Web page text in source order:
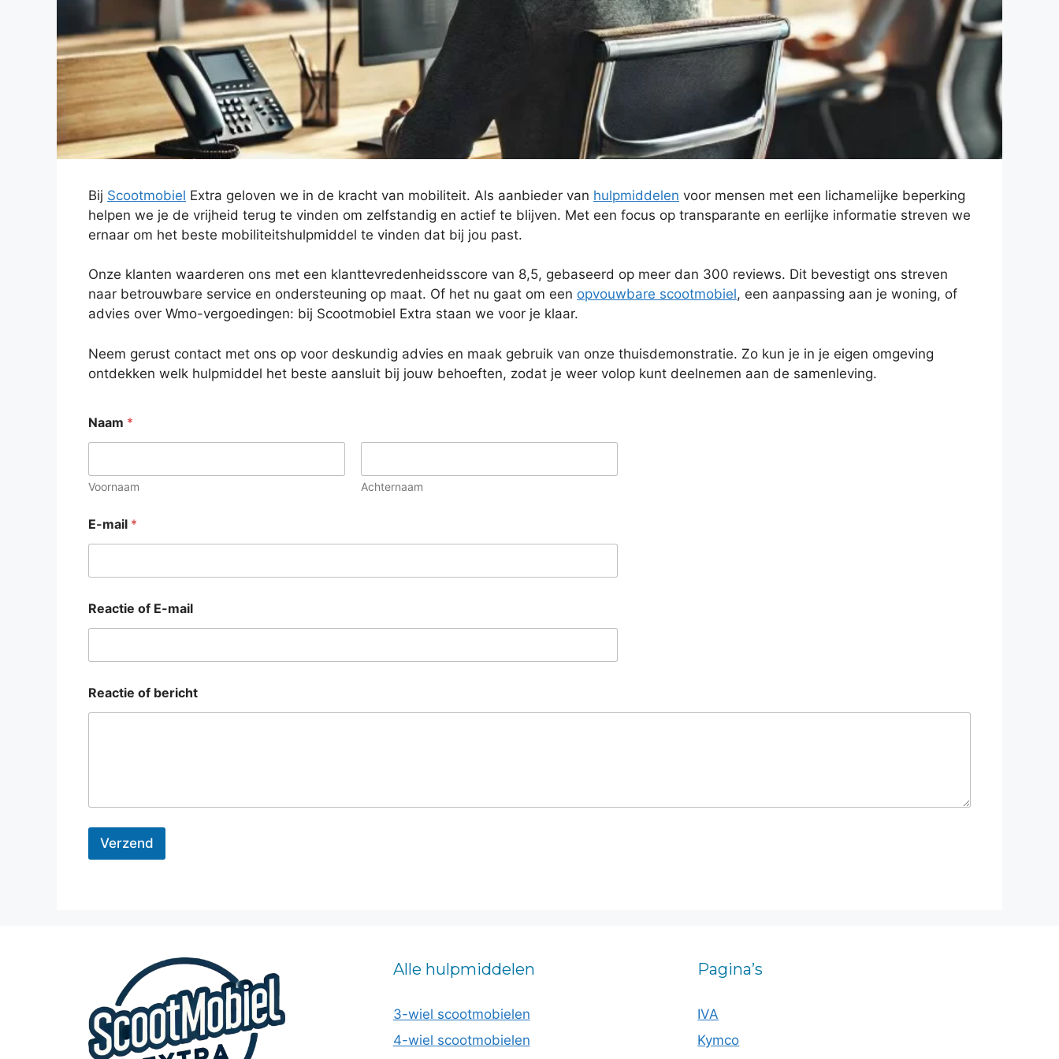
Bij Scootmobiel Extra geloven we in de kracht van mobiliteit. Als aanbieder van hulpmiddelen voor mensen met een lichamelijke beperking
helpen we je de vrijheid terug te vinden om zelfstandig en actief te blijven. Met een focus op transparante en eerlijke informatie streven we
ernaar om het beste mobiliteitshulpmiddel te vinden dat bij jou past.
Onze klanten waarderen ons met een klanttevredenheidsscore van 8,5, gebaseerd op meer dan 300 reviews. Dit bevestigt ons streven
naar betrouwbare service en ondersteuning op maat. Of het nu gaat om een opvouwbare scootmobiel, een aanpassing aan je woning, of
advies over Wmo-vergoedingen: bij Scootmobiel Extra staan we voor je klaar.
Neem gerust contact met ons op voor deskundig advies en maak gebruik van onze thuisdemonstratie. Zo kun je in je eigen omgeving
ontdekken welk hulpmiddel het beste aansluit bij jouw behoeften, zodat je weer volop kunt deelnemen aan de samenleving.
Naam *
Voornaam Achternaam
E-mail *
Reactie of E-mail
Reactie of bericht
Verzend
Alle hulpmiddelen
3-wiel scootmobielen
4-wiel scootmobielen
Pagina’s
IVA
Kymco